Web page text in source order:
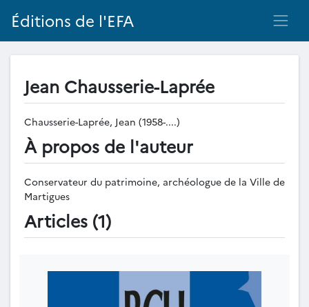
Éditions de l'EFA
Jean Chausserie-Laprée
Chausserie-Laprée, Jean (1958-....)
À propos de l'auteur
Conservateur du patrimoine, archéologue de la Ville de
Martigues
Articles (1)